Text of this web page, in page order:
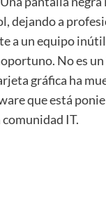
dejando a
a un equipo inútil
No es
gráfica ha
que está
comunidad IT.